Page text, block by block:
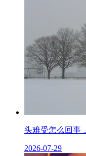
头难受怎么回事
2026-07-29